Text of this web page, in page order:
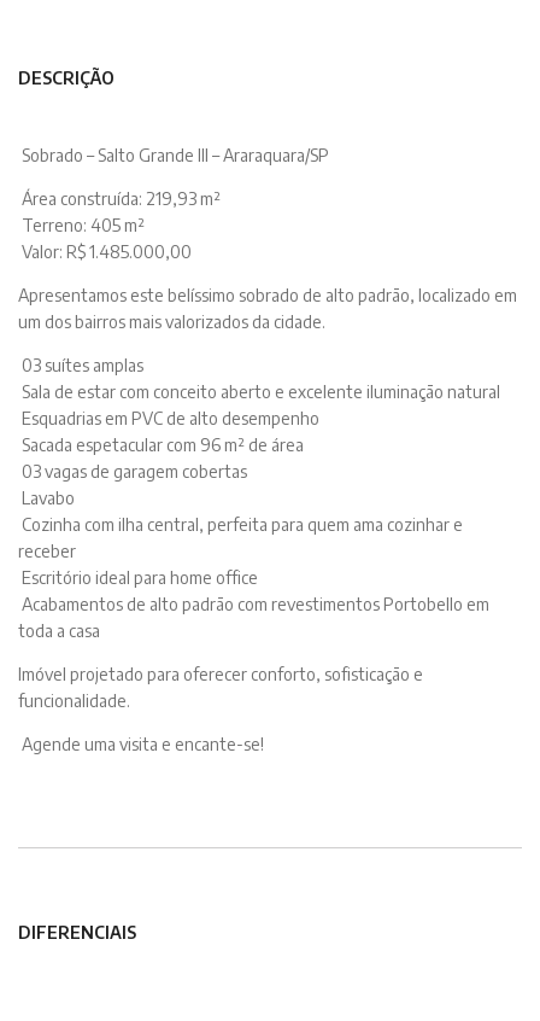
DESCRIÇÃO
Sobrado – Salto Grande III – Araraquara/SP
Área construída: 219,93 m²
Terreno: 405 m²
Valor: R$ 1.485.000,00
Apresentamos este belíssimo sobrado de alto padrão, localizado em
um dos bairros mais valorizados da cidade.
03 suítes amplas
Sala de estar com conceito aberto e excelente iluminação natural
Esquadrias em PVC de alto desempenho
Sacada espetacular com 96 m² de área
03 vagas de garagem cobertas
Lavabo
Cozinha com ilha central, perfeita para quem ama cozinhar e
receber
Escritório ideal para home office
Acabamentos de alto padrão com revestimentos Portobello em
toda a casa
Imóvel projetado para oferecer conforto, sofisticação e
funcionalidade.
Agende uma visita e encante-se!
DIFERENCIAIS